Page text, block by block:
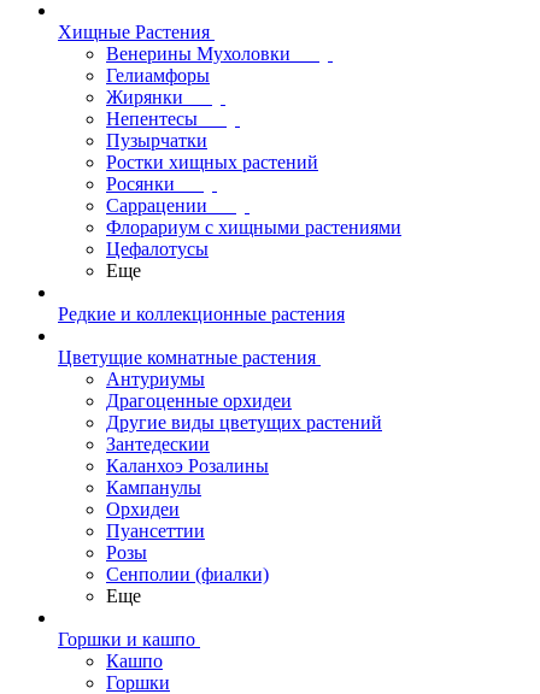
Хищные Растения
Венерины Мухоловки
Гелиамфоры
Жирянки
Непентесы
Пузырчатки
Ростки хищных растений
Росянки
Саррацении
Флорариум с хищными растениями
Цефалотусы
Еще
Редкие и коллекционные растения
Цветущие комнатные растения
Антуриумы
Драгоценные орхидеи
Другие виды цветущих растений
Зантедескии
Каланхоэ Розалины
Кампанулы
Орхидеи
Пуансеттии
Розы
Сенполии (фиалки)
Еще
Горшки и кашпо
Кашпо
Горшки